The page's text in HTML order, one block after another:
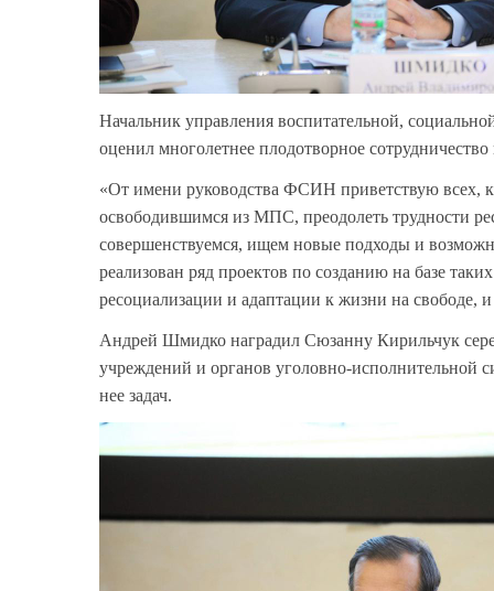
Начальник управления воспитательной,
оценил многолетнее плодотворное
«От имени руководства ФСИН приветствую всех,
освободившимся из МПС, преодолеть трудности
совершенствуемся, ищем новые подходы и
реализован ряд проектов по созданию на базе
ресоциализации и адаптации к жизни на свободе,
Андрей Шмидко наградил Сюзанну Кирильчук
учреждений и органов уголовно-
нее задач.